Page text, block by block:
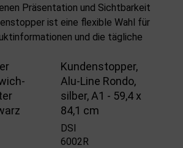
Präsentation und Sichtbarkeit
ist eine flexible Wahl für
und die tägliche
Kundenstopper,
Alu-Line Rondo,
silber, A1 - 59,4 x
84,1 cm
DSI
6002R